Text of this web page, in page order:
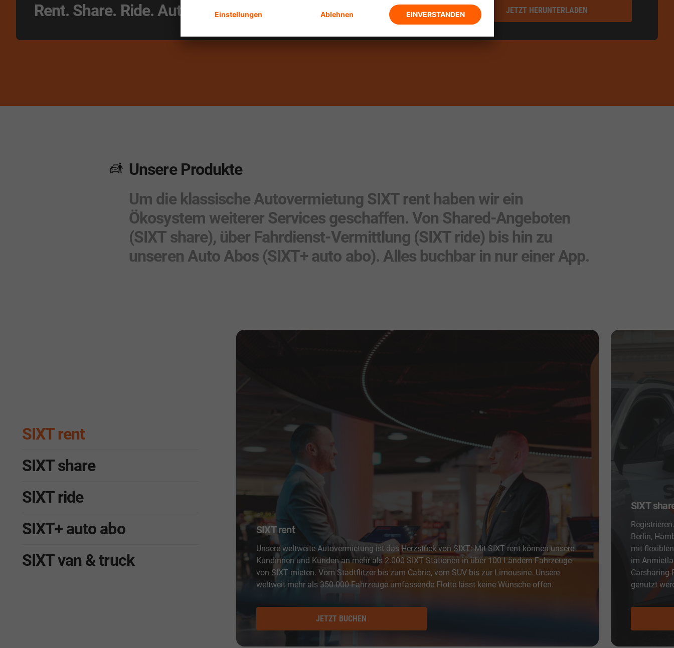
Rent. Share. Ride. Auto Abo. Alles in einer App. JETZT HERUNTERLADEN
Unsere Produkte
Um die klassische Autovermietung SIXT rent haben wir ein
Ökosystem weiterer Services geschaffen. Von Shared-Angeboten
(SIXT share), über Fahrdienst-Vermittlung (SIXT ride) bis hin zu
unseren Auto Abos (SIXT+ auto abo). Alles buchbar in nur einer App.
SIXT rent
SIXT share
SIXT ride
SIXT+ auto abo
SIXT van & truck
SIXT rent
Unsere weltweite Autovermietung ist das Herzstück von SIXT: Mit SIXT rent können unsere
Kundinnen und Kunden an mehr als 2.000 SIXT Stationen in über 100 Ländern Fahrzeuge
von SIXT mieten. Vom Stadtflitzer bis zum Cabrio, vom SUV bis zur Limousine. Unsere
weltweit mehr als 350.000 Fahrzeuge umfassende Flotte lässt keine Wünsche offen.
JETZT BUCHEN
SIXT
Berlin,
mit
im
genutzt